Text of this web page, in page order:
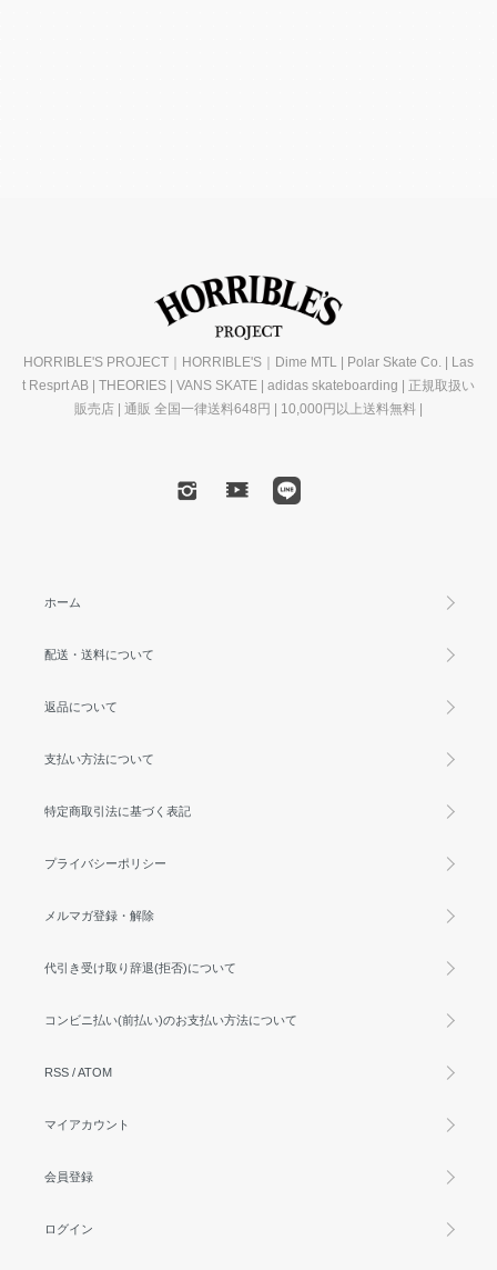
HORRIBLE'S PROJECT｜HORRIBLE'S｜Dime MTL | Polar Skate Co. | Las
t Resprt AB | THEORIES | VANS SKATE | adidas skateboarding | 正規取扱い
販売店 | 通販 全国一律送料648円 | 10,000円以上送料無料 |
ホーム
配送・送料について
返品について
支払い方法について
特定商取引法に基づく表記
プライバシーポリシー
メルマガ登録・解除
代引き受け取り辞退(拒否)について
コンビニ払い(前払い)のお支払い方法について
RSS /ATOM
マイアカウント
会員登録
ログイン